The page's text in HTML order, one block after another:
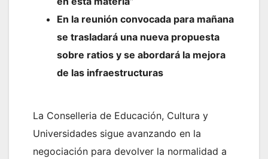
En la reunión convocada para mañana
se trasladará una nueva propuesta
sobre ratios y se abordará la mejora
de las infraestructuras
La Conselleria de Educación, Cultura y
Universidades sigue avanzando en la
negociación para devolver la normalidad a